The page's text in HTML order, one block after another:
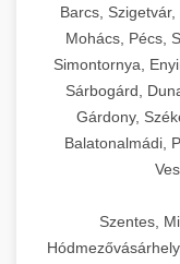
Barcs, Szigetvár,
Mohács, Pécs,
Simontornya,
Sárbogárd,
Gárdony,
Balatonalmádi,
Szentes,